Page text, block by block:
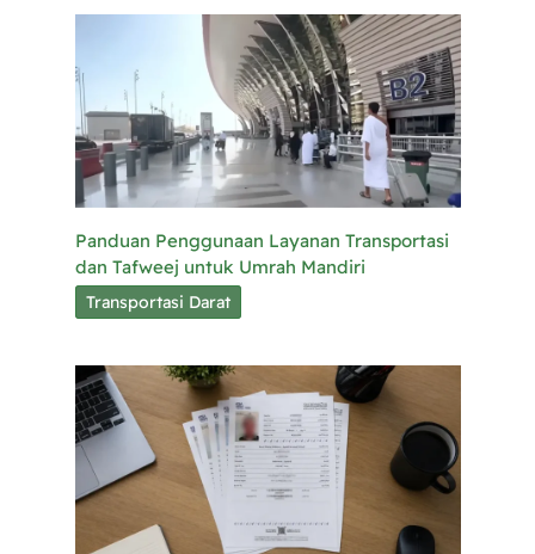
Panduan Penggunaan Layanan Transportasi
dan Tafweej untuk Umrah Mandiri
Transportasi Darat